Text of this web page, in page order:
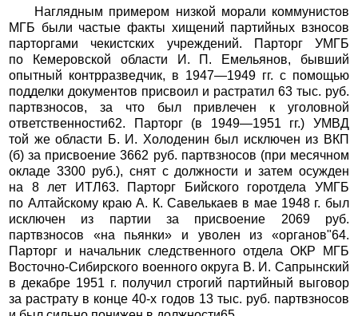
Наглядным примером низкой морали коммунистов
МГБ были частые факты хищений партийных взносов
парторгами чекистских учреждений. Парторг УМГБ
по Кемеровской области И. П. Емельянов, бывший
опытный контрразведчик, в 1947—1949 гг. с помощью
подделки документов присвоил и растратил 63 тыс. руб.
партвзносов, за что был привлечен к уголовной
ответственности62. Парторг (в 1949—1951 гг.) УМВД
той же области Б. И. Холоденин был исключен из ВКП
(б) за присвоение 3662 руб. партвзносов (при месячном
окладе 3300 руб.), снят с должности и затем осужден
на 8 лет ИТЛ63. Парторг Бийского горотдела УМГБ
по Алтайскому краю А. К. Савелькаев в мае 1948 г. был
исключен из партии за присвоение 2069 руб.
партвзносов «на пьянки» и уволен из «органов"64.
Парторг и начальник следственного отдела ОКР МГБ
Восточно-Сибирского военного округа В. И. Сапрынский
в декабре 1951 г. получил строгий партийный выговор
за растрату в конце 40-х годов 13 тыс. руб. партвзносов